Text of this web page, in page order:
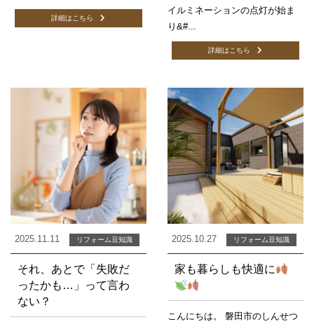
詳細はこちら
イルミネーションの点灯が始ま
り&#...
詳細はこちら
2025.11.11 リフォーム豆知識
それ、あとで「失敗だ
ったかも…」って言わ
ない？
2025.10.27 リフォーム豆知識
家も暮らしも快適に
こんにちは。 磐田市のしんせつ